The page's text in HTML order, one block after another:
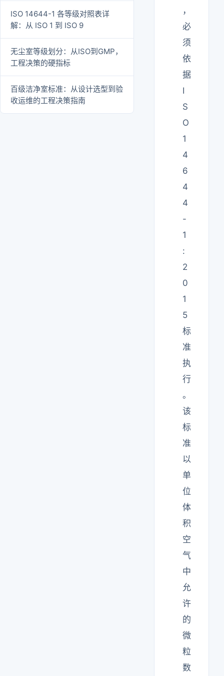
ISO 14644-1 各等级对照表详
解：从 ISO 1 到 ISO 9
无尘室等级划分：从ISO到GMP，
工程决策的硬指标
百级洁净室标准：从设计选型到验
收运维的工程决策指南
，
必
须
依
据
I
S
O
1
4
6
4
4
-
1
:
2
0
1
5
标
准
执
行
。
该
标
准
以
单
位
体
积
空
气
中
允
许
的
微
粒
数